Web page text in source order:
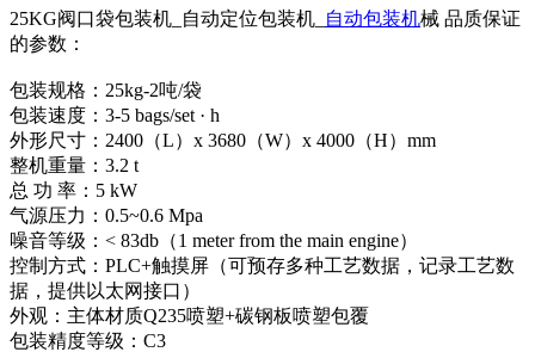
25KG阀口袋包装机_自动定位包装机_ 自动包装机械 品质保证
的参数：
包装规格：25kg-2吨/袋
包装速度：3-5 bags/set · h
外形尺寸：2400（L）x 3680（W）x 4000（H）mm
整机重量：3.2 t
总 功 率：5 kW
气源压力：0.5~0.6 Mpa
噪音等级：< 83db（1 meter from the main engine）
控制方式：PLC+触摸屏（可预存多种工艺数据，记录工艺数
据，提供以太网接口）
外观：主体材质Q235喷塑+碳钢板喷塑包覆
包装精度等级：C3